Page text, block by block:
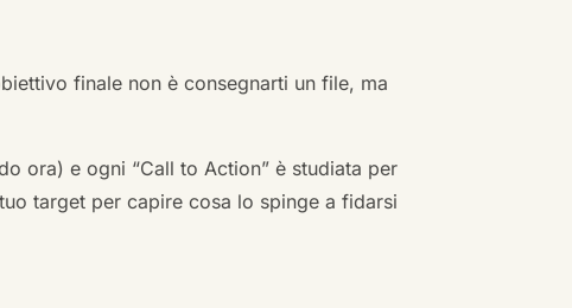
finale non è consegnarti un file, ma
ora) e ogni “Call to Action” è studiata per
target per capire cosa lo spinge a fidarsi